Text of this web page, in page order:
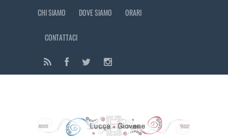
CHI SIAMO DOVE SIAMO ORARI
CONTATTACI